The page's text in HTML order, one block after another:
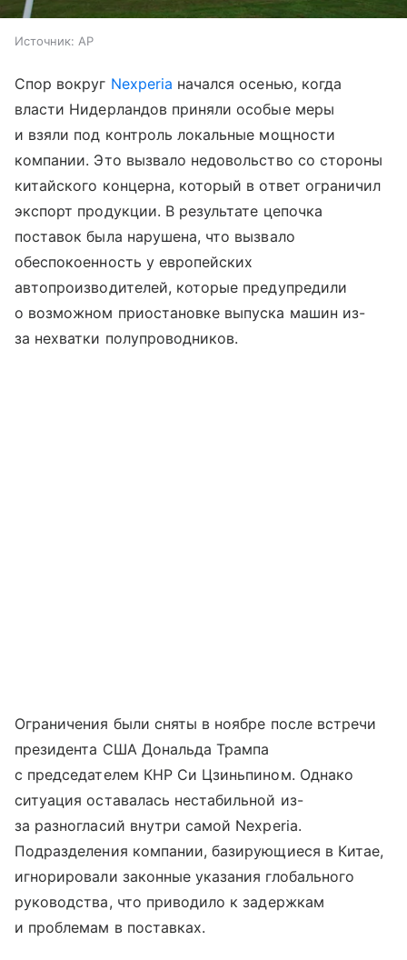
Источник: AP
Спор вокруг Nexperia начался осенью, когда
власти Нидерландов приняли особые меры
и взяли под контроль локальные мощности
компании. Это вызвало недовольство со стороны
китайского концерна, который в ответ ограничил
экспорт продукции. В результате цепочка
поставок была нарушена, что вызвало
обеспокоенность у европейских
автопроизводителей, которые предупредили
о возможном приостановке выпуска машин из-
за нехватки полупроводников.
Ограничения были сняты в ноябре после встречи
президента США Дональда Трампа
с председателем КНР Си Цзиньпином. Однако
ситуация оставалась нестабильной из-
за разногласий внутри самой Nexperia.
Подразделения компании, базирующиеся в Китае,
игнорировали законные указания глобального
руководства, что приводило к задержкам
и проблемам в поставках.